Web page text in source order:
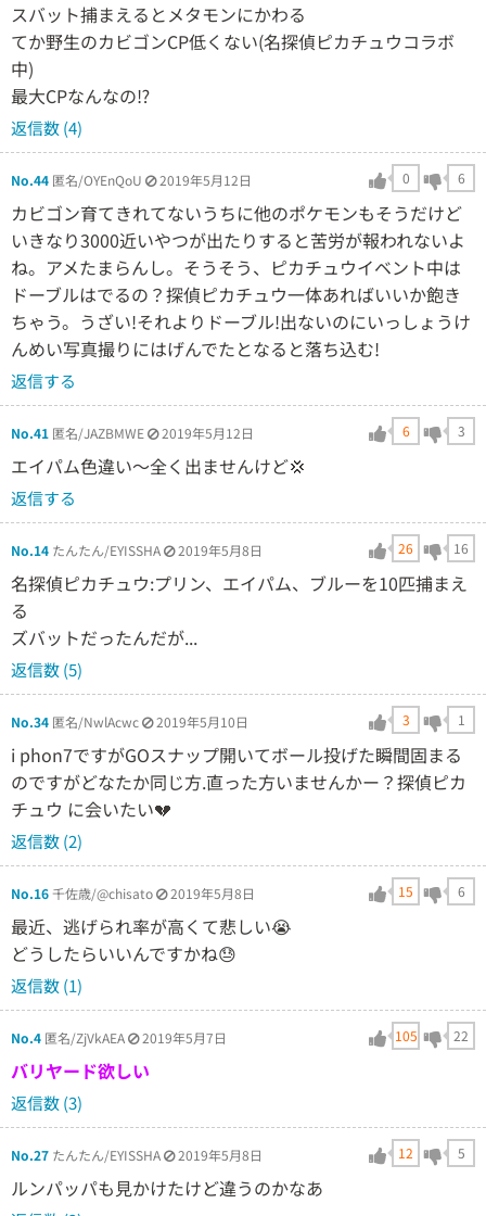
スバット捕まえるとメタモンにかわる
てか野生のカビゴンCP低くない(名探偵ピカチュウコラボ
中)
最大CPなんなの⁉️
返信数 (4)
No.44 匿名/OYEnQoU 2019年5月12日 0 6
カビゴン育てきれてないうちに他のポケモンもそうだけど
いきなり3000近いやつが出たりすると苦労が報われないよ
ね。アメたまらんし。そうそう、ピカチュウイベント中は
ドーブルはでるの？探偵ピカチュウ一体あればいいか飽き
ちゃう。うざい!それよりドーブル!出ないのにいっしょうけ
んめい写真撮りにはげんでたとなると落ち込む!
返信する
No.41 匿名/JAZBMWE 2019年5月12日 6 3
エイパム色違い〜全く出ませんけど💢
返信する
No.14 たんたん/EYISSHA 2019年5月8日 26 16
名探偵ピカチュウ:プリン、エイパム、ブルーを10匹捕まえ
る
ズバットだったんだが...
返信数 (5)
No.34 匿名/NwlAcwc 2019年5月10日 3 1
i phon7ですがGOスナップ開いてボール投げた瞬間固まる
のですがどなたか同じ方.直った方いませんかー？探偵ピカ
チュウ に会いたい💔
返信数 (2)
No.16千佐歳/@chisato 2019年5月8日 15 6
最近、逃げられ率が高くて悲しい😭
どうしたらいいんですかね😓
返信数 (1)
No.4 匿名/ZjVkAEA 2019年5月7日 105 22
バリヤード欲しい
返信数 (3)
No.27 たんたん/EYISSHA 2019年5月8日 12 5
ルンパッパも見かけたけど違うのかなあ